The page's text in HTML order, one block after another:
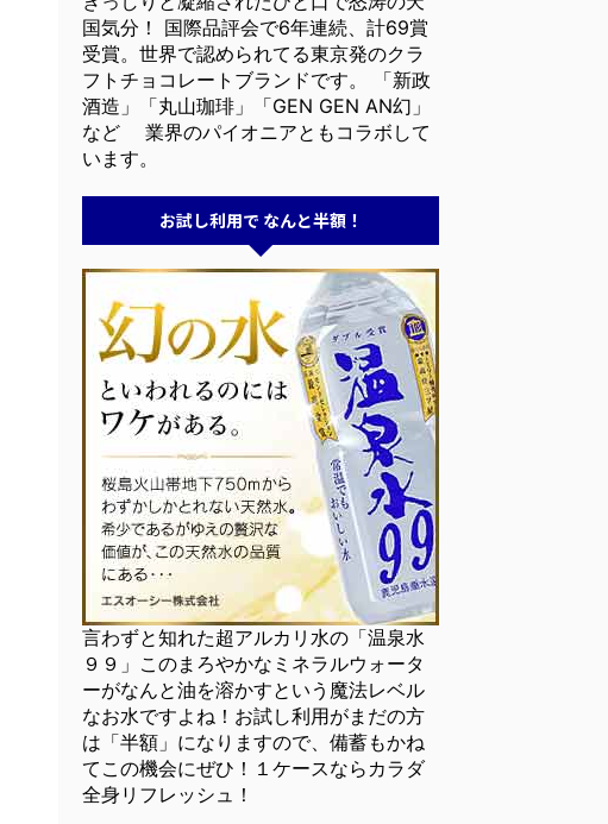
国気分！ 国際品評会で6年連続、計69賞
受賞。世界で認められてる東京発のクラ
フトチョコレートブランドです。 「新政
酒造」「丸山珈琲」「GEN GEN AN幻」
など 業界のパイオニアともコラボして
います。
お試し利用で なんと半額！
言わずと知れた超アルカリ水の「温泉水
９９」このまろやかなミネラルウォータ
ーがなんと油を溶かすという魔法レベル
なお水ですよね！お試し利用がまだの方
は「半額」になりますので、備蓄もかね
てこの機会にぜひ！１ケースならカラダ
全身リフレッシュ！